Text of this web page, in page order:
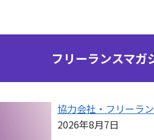
フリーランスマガ
協力会社・フリーラ
2026年8月7日